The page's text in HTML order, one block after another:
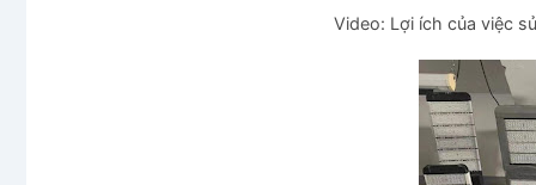
Video: Lợi ích của việc